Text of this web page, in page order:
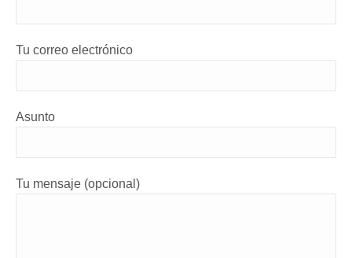
Tu correo electrónico
Asunto
Tu mensaje (opcional)